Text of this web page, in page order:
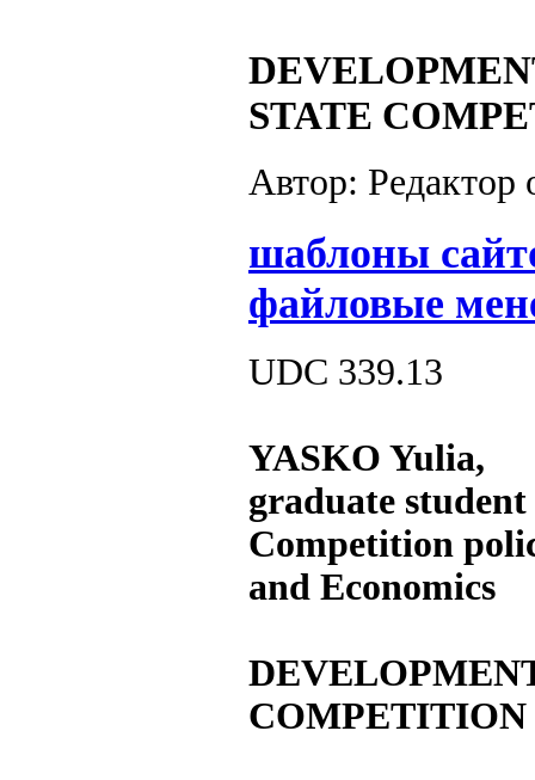
STATE
Автор: Редактор
шаблоны
файловые
UDC 339.13
YASKO Yulia,
graduate
Competition
and Economics